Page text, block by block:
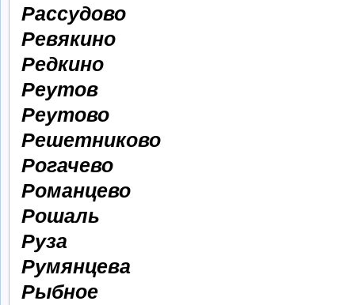
Рассудово
Ревякино
Редкино
Реутов
Реутово
Решетниково
Рогачево
Романцево
Рошаль
Руза
Румянцева
Рыбное